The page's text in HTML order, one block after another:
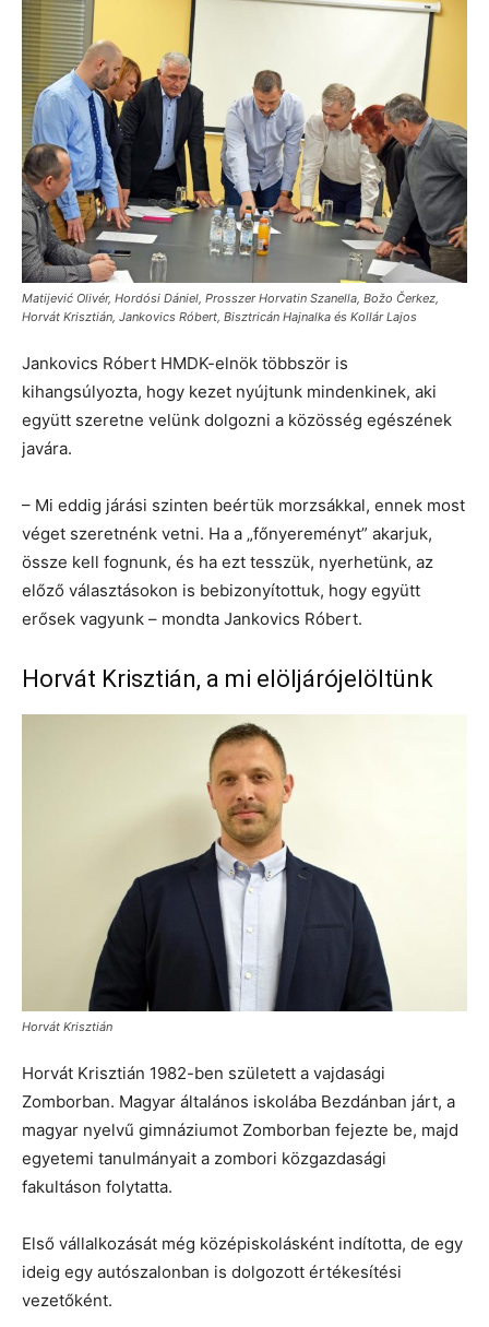
Matijević Olivér, Hordósi Dániel, Prosszer Horvatin Szanella, Božo Čerkez,
Horvát Krisztián, Jankovics Róbert, Bisztricán Hajnalka és Kollár Lajos
Jankovics Róbert HMDK-elnök többször is
kihangsúlyozta, hogy kezet nyújtunk mindenkinek, aki
együtt szeretne velünk dolgozni a közösség egészének
javára.
– Mi eddig járási szinten beértük morzsákkal, ennek most
véget szeretnénk vetni. Ha a „főnyereményt” akarjuk,
össze kell fognunk, és ha ezt tesszük, nyerhetünk, az
előző választásokon is bebizonyítottuk, hogy együtt
erősek vagyunk – mondta Jankovics Róbert.
Horvát Krisztián, a mi elöljárójelöltünk
Horvát Krisztián
Horvát Krisztián 1982-ben született a vajdasági
Zomborban. Magyar általános iskolába Bezdánban járt, a
magyar nyelvű gimnáziumot Zomborban fejezte be, majd
egyetemi tanulmányait a zombori közgazdasági
fakultáson folytatta.
Első vállalkozását még középiskolásként indította, de egy
ideig egy autószalonban is dolgozott értékesítési
vezetőként.